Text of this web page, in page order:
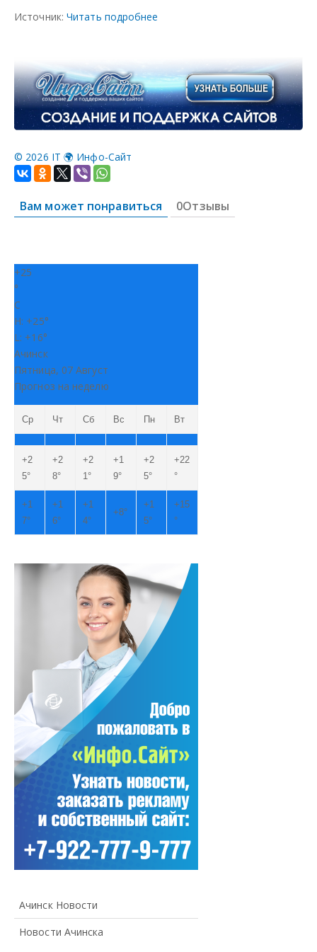
Источник: Читать подробнее
© 2026 IT 🌍 Инфо-Сайт
Вам может понравиться 0Отзывы
+25
°
C
H: +25°
L: +16°
Ачинск
Пятница, 07 Август
Прогноз на неделю
Ср Чт Сб Вс Пн Вт
+2
5°
+2
8°
+2
1°
+1
9°
+2
5°
+22
°
+1
7°
+1
6°
+1
4°
+8°
+1
5°
+15
°
Ачинск Новости
Новости Ачинска